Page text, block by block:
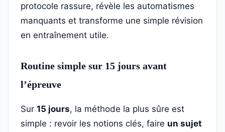
protocole rassure, révèle les automatismes
manquants et transforme une simple révision
en entraînement utile.
Routine simple sur 15 jours avant
l’épreuve
Sur 15 jours, la méthode la plus sûre est
simple : revoir les notions clés, faire un sujet